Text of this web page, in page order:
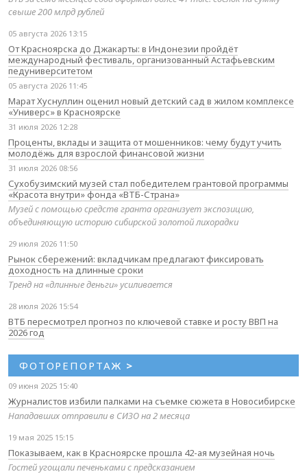
свыше 200 млрд рублей
05 августа 2026 13:15
От Красноярска до Джакарты: в Индонезии пройдёт
международный фестиваль, организованный Астафьевским
педуниверситетом
05 августа 2026 11:45
Марат Хуснуллин оценил новый детский сад в жилом комплексе
«Универс» в Красноярске
31 июля 2026 12:28
Проценты, вклады и защита от мошенников: чему будут учить
молодёжь для взрослой финансовой жизни
31 июля 2026 08:56
Сухобузимский музей стал победителем грантовой программы
«Красота внутри» фонда «ВТБ-Страна»
Музей с помощью средств гранта организует экспозицию,
объединяющую историю сибирской золотой лихорадки
29 июля 2026 11:50
Рынок сбережений: вкладчикам предлагают фиксировать
доходность на длинные сроки
Тренд на «длинные деньги» усиливается
28 июля 2026 15:54
ВТБ пересмотрел прогноз по ключевой ставке и росту ВВП на
2026 год
ФОТОРЕПОРТАЖ >
09 июня 2025 15:40
Журналистов избили палками на съемке сюжета в Новосибирске
Нападавших отправили в СИЗО на 2 месяца
19 мая 2025 15:15
Показываем, как в Красноярске прошла 42-ая музейная ночь
Гостей угощали печеньками с предсказанием